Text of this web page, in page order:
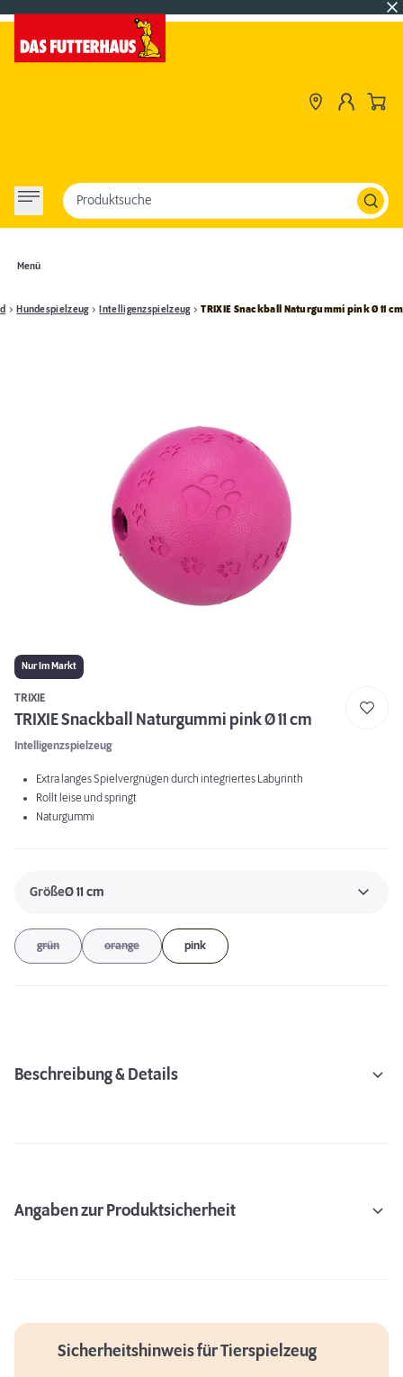
Menü
Produktsuche
Hundespielzeug Intelligenzspielzeug TRIXIE Snackball Naturgummi pink Ø 11 cm
Nur Im Markt
TRIXIE
TRIXIE Snackball Naturgummi pink Ø 11 cm
Intelligenzspielzeug
Extra langes Spielvergnügen durch integriertes Labyrinth
Rollt leise und springt
Naturgummi
GrößeØ 11 cm
grün orange pink
Beschreibung & Details
Angaben zur Produktsicherheit
Sicherheitshinweis für Tierspielzeug